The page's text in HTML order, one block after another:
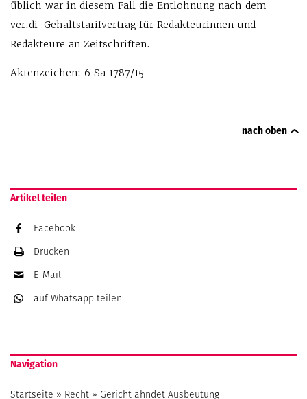
üblich war in diesem Fall die Entlohnung nach dem
ver.di-Gehaltstarifvertrag für Redakteurinnen und
Redakteure an Zeitschriften.
Aktenzeichen: 6 Sa 1787/15
nach oben
Artikel teilen
Facebook
Drucken
E-Mail
auf Whatsapp teilen
Navigation
Startseite » Recht » Gericht ahndet Ausbeutung